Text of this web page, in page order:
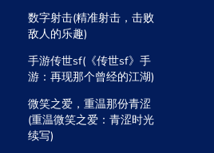
数字射击(精准射击，击败
敌人的乐趣)
手游传世sf(《传世sf》手
游：再现那个曾经的江湖)
微笑之爱，重温那份青涩
(重温微笑之爱：青涩时光
续写)